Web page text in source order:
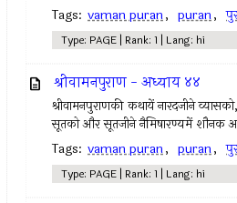
Tags: vaman puran, puran,
Type: PAGE | Rank: 1 | Lang: hi
श्रीवामनपुराण - अध्याय ४४
श्रीवामनपुराणकी कथायें नारदजीने
सूतको और सूतजीने नैमिषारण्यमें शौनक
Tags: vaman puran, puran,
Type: PAGE | Rank: 1 | Lang: hi